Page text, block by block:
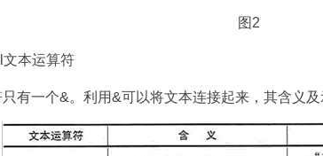
图2
本运算符
有一个&。利用&可以将文本连接起来，其含义及